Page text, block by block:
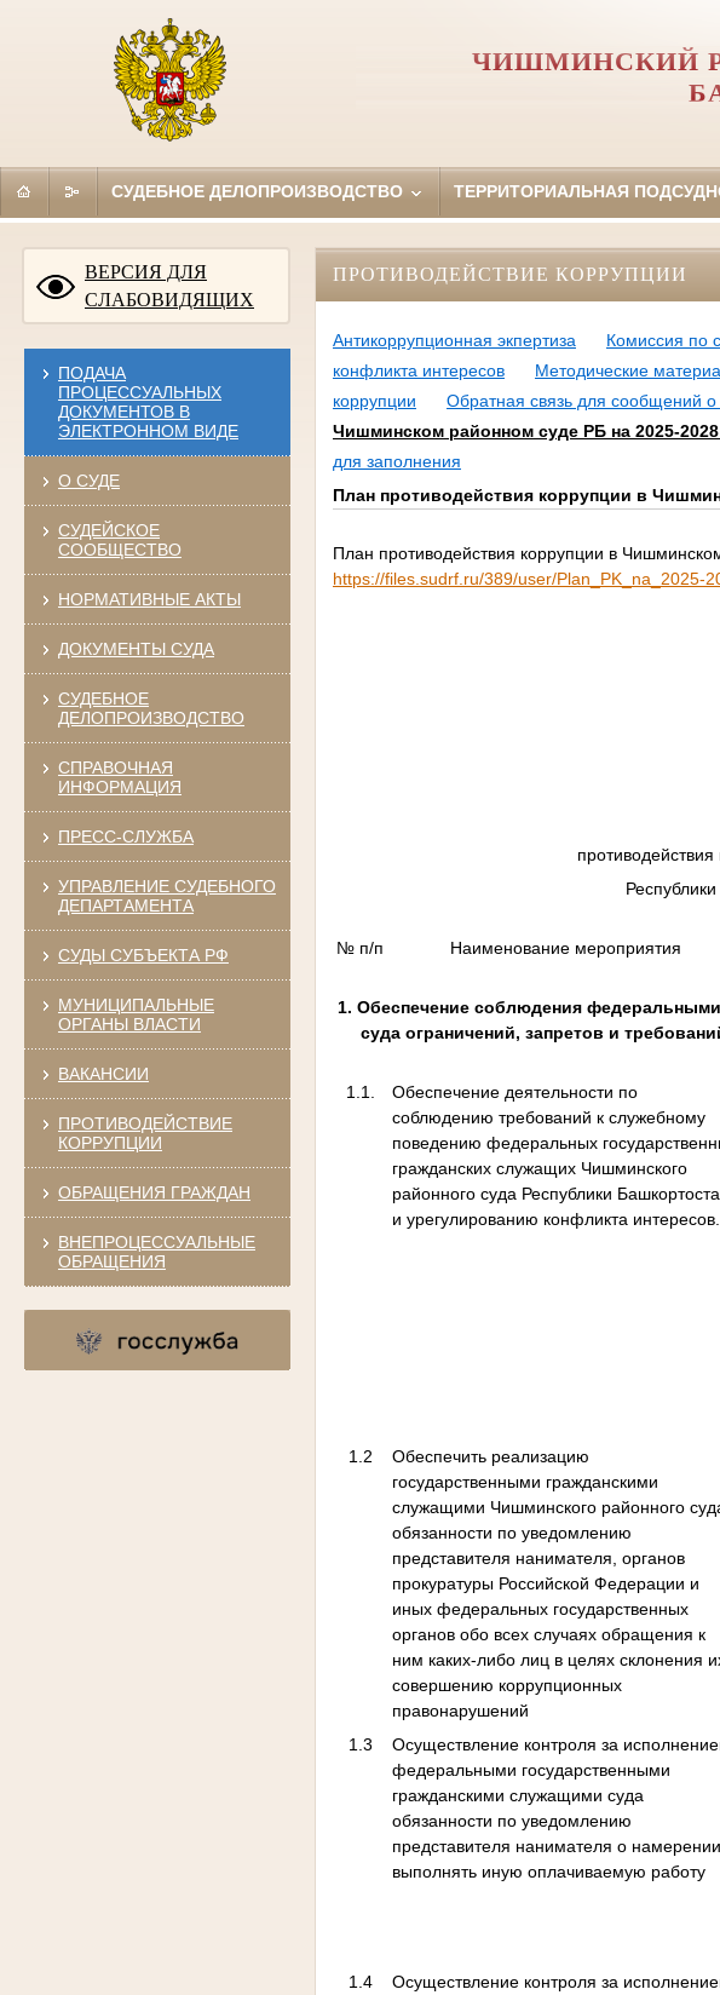
ЧИШМИНСКИЙ
СУДЕБНОЕ ДЕЛОПРОИЗВОДСТВО ТЕРРИТОРИАЛЬНАЯ
ВЕРСИЯ ДЛЯ
СЛАБОВИДЯЩИХ
ПОДАЧА
ПРОЦЕССУАЛЬНЫХ
ДОКУМЕНТОВ В
ЭЛЕКТРОННОМ ВИДЕ
О СУДЕ
СУДЕЙСКОЕ
СООБЩЕСТВО
НОРМАТИВНЫЕ АКТЫ
ДОКУМЕНТЫ СУДА
СУДЕБНОЕ
ДЕЛОПРОИЗВОДСТВО
СПРАВОЧНАЯ
ИНФОРМАЦИЯ
ПРЕСС-СЛУЖБА
УПРАВЛЕНИЕ СУДЕБНОГО
ДЕПАРТАМЕНТА
СУДЫ СУБЪЕКТА РФ
МУНИЦИПАЛЬНЫЕ
ОРГАНЫ ВЛАСТИ
ВАКАНСИИ
ПРОТИВОДЕЙСТВИЕ
КОРРУПЦИИ
ОБРАЩЕНИЯ ГРАЖДАН
ВНЕПРОЦЕССУАЛЬНЫЕ
ОБРАЩЕНИЯ
ПРОТИВОДЕЙСТВИЕ КОРРУПЦИИ
Антикоррупционная экпертиза
Комиссия по
конфликта интересов
Методические
коррупции
Обратная связь для сообщений о
Чишминском районном суде РБ на 2025-2028
для заполнения
План противодействия коррупции в
План противодействия коррупции в
https://files.sudrf.ru/389/user/Plan_PK_na_2025-
№ п/п Наименование мероприятия
1. Обеспечение соблюдения
суда ограничений, запретов и
1.1.
Обеспечение деятельности по
соблюдению требований к служебному
поведению федеральных
гражданских служащих Чишминского
районного суда Республики
и урегулированию конфликта интересов.
1.2
Обеспечить реализацию
государственными гражданскими
служащими Чишминского районного
обязанности по уведомлению
представителя нанимателя, органов
прокуратуры Российской Федерации и
иных федеральных государственных
органов обо всех случаях обращения к
ним каких-либо лиц в целях склонения
совершению коррупционных
правонарушений
1.3
Осуществление контроля за
федеральными государственными
гражданскими служащими суда
обязанности по уведомлению
представителя нанимателя о намерении
выполнять иную оплачиваемую работу
1.4
Осуществление контроля за